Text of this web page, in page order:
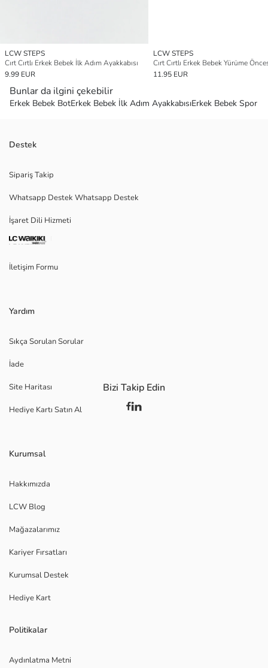
LCW STEPS
Cırt Cırtlı Erkek Bebek İlk Adım Ayakkabısı
9.99 EUR
LCW STEPS
11.95 EUR
Bunlar da ilgini çekebilir
Erkek Bebek BotErkek Bebek İlk Adım AyakkabısıErkek Bebek Spor
Destek
Sipariş Takip
Whatsapp Destek Whatsapp Destek
İşaret Dili Hizmeti
İletişim Formu
Yardım
Sıkça Sorulan Sorular
İade
Site Haritası
Hediye Kartı Satın Al
Kurumsal
Hakkımızda
LCW Blog
Mağazalarımız
Kariyer Fırsatları
Kurumsal Destek
Hediye Kart
Politikalar
Aydınlatma Metni
Bizi Takip Edin